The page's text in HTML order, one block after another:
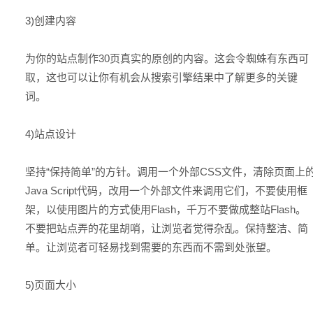
3)创建内容
为你的站点制作30页真实的原创的内容。这会令蜘蛛有东西可
取，这也可以让你有机会从搜索引擎结果中了解更多的关键
词。
4)站点设计
坚持“保持简单”的方针。调用一个外部CSS文件，清除页面上
Java Script代码，改用一个外部文件来调用它们，不要使用框
架，以使用图片的方式使用Flash，千万不要做成整站Flash。
不要把站点弄的花里胡哨，让浏览者觉得杂乱。保持整洁、简
单。让浏览者可轻易找到需要的东西而不需到处张望。
5)页面大小